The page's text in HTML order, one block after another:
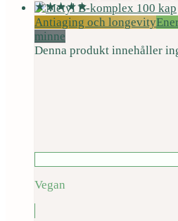
Antiaging och longevity
minne
Denna produkt innehåller
Vegan